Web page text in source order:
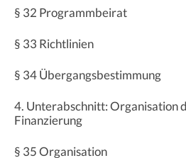
§ 32 Programmbeirat
§ 33 Richtlinien
§ 34 Übergangsbestimmung
4. Unterabschnitt: Organisation
Finanzierung
§ 35 Organisation